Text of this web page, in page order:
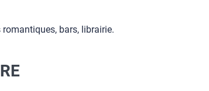
bars, librairie.